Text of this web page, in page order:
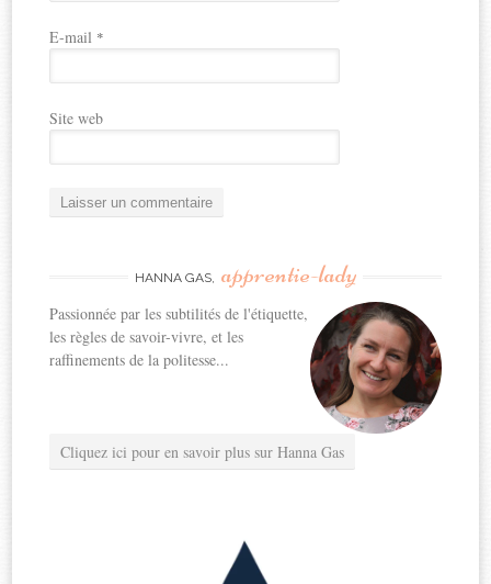
E-mail *
Site web
HANNA GAS, apprentie-lady
Passionnée par les subtilités de l'étiquette,
les règles de savoir-vivre, et les
raffinements de la politesse...
Cliquez ici pour en savoir plus sur Hanna Gas